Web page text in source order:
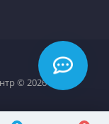
© 2026